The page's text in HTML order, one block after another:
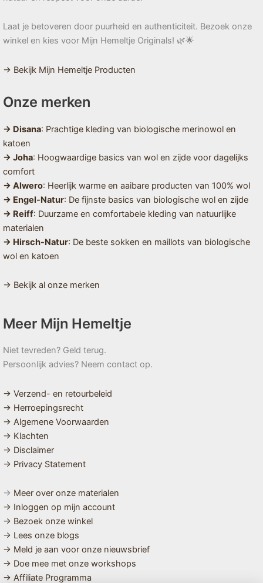
Laat je betoveren door puurheid en authenticiteit. Bezoek onze
winkel en kies voor Mijn Hemeltje Originals! 🌿🌟
→ Bekijk Mijn Hemeltje Producten
Onze merken
→ Disana: Prachtige kleding van biologische merinowol en
katoen
→ Joha: Hoogwaardige basics van wol en zijde voor dagelijks
comfort
→ Alwero: Heerlijk warme en aaibare producten van 100% wol
→ Engel-Natur: De fijnste basics van biologische wol en zijde
→ Reiff: Duurzame en comfortabele kleding van natuurlijke
materialen
→ Hirsch-Natur: De beste sokken en maillots van biologische
wol en katoen
→ Bekijk al onze merken
Meer Mijn Hemeltje
Niet tevreden? Geld terug.
Persoonlijk advies? Neem contact op.
→ Verzend- en retourbeleid
→ Herroepingsrecht
→ Algemene Voorwaarden
→ Klachten
→ Disclaimer
→ Privacy Statement
→ Meer over onze materialen
→ Inloggen op mijn account
→ Bezoek onze winkel
→ Lees onze blogs
→ Meld je aan voor onze nieuwsbrief
→ Doe mee met onze workshops
→ Affiliate Programma